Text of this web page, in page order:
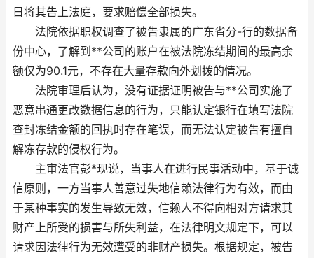
日将其告上法庭，要求赔偿全部损失。
法院依据职权调查了被告隶属的广东省分-行的数据备
份中心，了解到**公司的账户在被法院冻结期间的最高余
额仅为90.1元，不存在大量存款向外划拨的情况。
法院审理后认为，没有证据证明被告与**公司实施了
恶意串通更改数据信息的行为，只能认定银行在填写法院
查封冻结金额的回执时存在笔误，而无法认定被告有擅自
解冻存款的侵权行为。
主审法官彭*现说，当事人在进行民事活动中，基于诚
信原则，一方当事人善意过失地信赖法律行为有效，而由
于某种事实的发生导致无效，信赖人不得向相对方请求其
财产上所受的损害与所失利益，在法律明文规定下，可以
请求因法律行为无效遭受的非财产损失。根据规定，被告